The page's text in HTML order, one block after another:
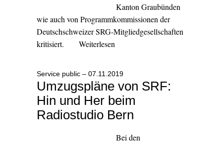
Kanton Graubünden
wie auch von Programmkommissionen der
Deutschschweizer SRG-Mitgliedgesellschaften
kritisiert.
Weiterlesen
Service public – 07.11.2019
Umzugspläne von SRF:
Hin und Her beim
Radiostudio Bern
Bei den